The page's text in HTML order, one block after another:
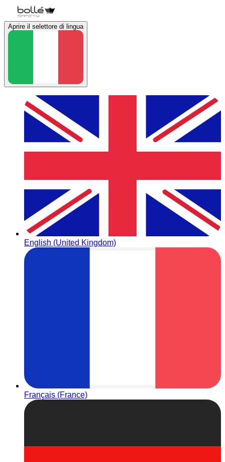
Aprire il selettore di lingua
English (United Kingdom)
Français (France)